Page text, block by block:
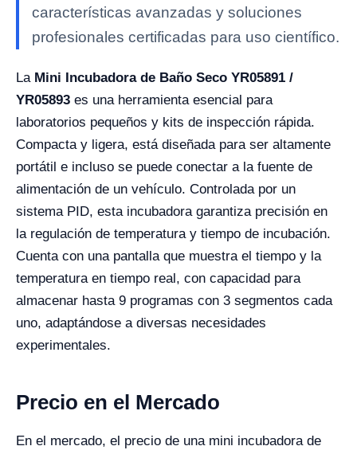
características avanzadas y soluciones
profesionales certificadas para uso científico.
La Mini Incubadora de Baño Seco YR05891 /
YR05893 es una herramienta esencial para
laboratorios pequeños y kits de inspección rápida.
Compacta y ligera, está diseñada para ser altamente
portátil e incluso se puede conectar a la fuente de
alimentación de un vehículo. Controlada por un
sistema PID, esta incubadora garantiza precisión en
la regulación de temperatura y tiempo de incubación.
Cuenta con una pantalla que muestra el tiempo y la
temperatura en tiempo real, con capacidad para
almacenar hasta 9 programas con 3 segmentos cada
uno, adaptándose a diversas necesidades
experimentales.
Precio en el Mercado
En el mercado, el precio de una mini incubadora de